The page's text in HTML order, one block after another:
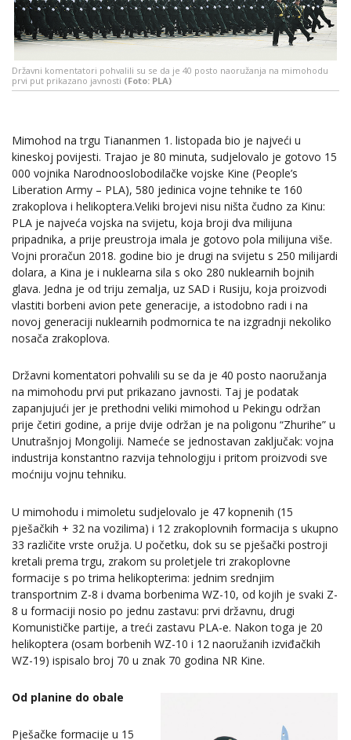
Državni komentatori pohvalili su se da je 40 posto naoružanja na mimohodu
prvi put prikazano javnosti (Foto: PLA)
Mimohod na trgu Tiananmen 1. listopada bio je najveći u
kineskoj povijesti. Trajao je 80 minuta, sudjelovalo je gotovo 15
000 vojnika Narodnooslobodilačke vojske Kine (People’s
Liberation Army – PLA), 580 jedinica vojne tehnike te 160
zrakoplova i helikoptera.Veliki brojevi nisu ništa čudno za Kinu:
PLA je najveća vojska na svijetu, koja broji dva milijuna
pripadnika, a prije preustroja imala je gotovo pola milijuna više.
Vojni proračun 2018. godine bio je drugi na svijetu s 250 milijardi
dolara, a Kina je i nuklearna sila s oko 280 nuklearnih bojnih
glava. Jedna je od triju zemalja, uz SAD i Rusiju, koja proizvodi
vlastiti borbeni avion pete generacije, a istodobno radi i na
novoj generaciji nuklearnih podmornica te na izgradnji nekoliko
nosača zrakoplova.
Državni komentatori pohvalili su se da je 40 posto naoružanja
na mimohodu prvi put prikazano javnosti. Taj je podatak
zapanjujući jer je prethodni veliki mimohod u Pekingu održan
prije četiri godine, a prije dvije održan je na poligonu “Zhurihe” u
Unutrašnjoj Mongoliji. Nameće se jednostavan zaključak: vojna
industrija konstantno razvija tehnologiju i pritom proizvodi sve
moćniju vojnu tehniku.
U mimohodu i mimoletu sudjelovalo je 47 kopnenih (15
pješačkih + 32 na vozilima) i 12 zrakoplovnih formacija s ukupno
33 različite vrste oružja. U početku, dok su se pješački postroji
kretali prema trgu, zrakom su proletjele tri zrakoplovne
formacije s po trima helikopterima: jednim srednjim
transportnim Z-8 i dvama borbenima WZ-10, od kojih je svaki Z-
8 u formaciji nosio po jednu zastavu: prvi državnu, drugi
Komunističke partije, a treći zastavu PLA-e. Nakon toga je 20
helikoptera (osam borbenih WZ-10 i 12 naoružanih izviđačkih
WZ-19) ispisalo broj 70 u znak 70 godina NR Kine.
Od planine do obale
Pješačke formacije u 15